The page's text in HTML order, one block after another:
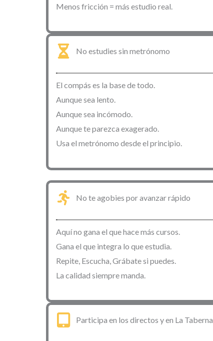
Menos fricción = más estudio real.
No estudies sin metrónomo
El compás es la base de todo.
Aunque sea lento.
Aunque sea incómodo.
Aunque te parezca exagerado.
Usa el metrónomo desde el principio.
No te agobies por avanzar rápido
Aquí no gana el que hace más cursos.
Gana el que integra lo que estudia.
Repite, Escucha, Grábate si puedes.
La calidad siempre manda.
Participa en los directos y en La Taberna